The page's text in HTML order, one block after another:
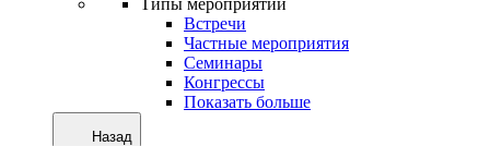
Встречи
Частные мероприятия
Семинары
Конгрессы
Показать больше
Назад